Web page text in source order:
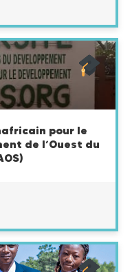
pour le
de l’Ouest du